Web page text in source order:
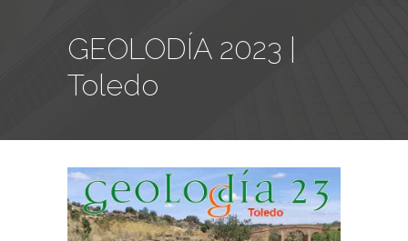
GEOLODÍA 2023 |
Toledo